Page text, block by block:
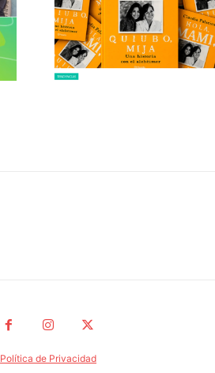
Política de Privacidad